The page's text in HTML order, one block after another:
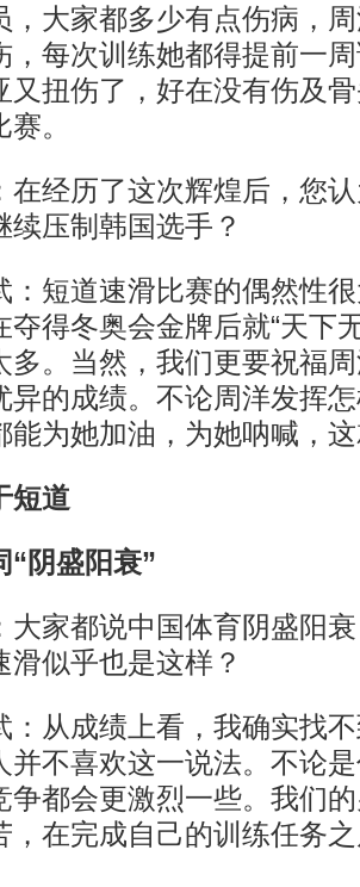
，大家都多少有点伤病，
，每次训练她都得提前一
又扭伤了，好在没有伤及
。
历了这次辉煌后，您认
续压制韩国选手？
道速滑比赛的偶然性很
夺得冬奥会金牌后就“天下
多。当然，我们更要祝福
异的成绩。不论周洋发挥
能为她加油，为她呐喊，
道
盛阳衰”
都说中国体育阴盛阳衰
滑似乎也是这样？
成绩上看，我确实找不
并不喜欢这一说法。不论
争都会更激烈一些。我们
，在完成自己的训练任务